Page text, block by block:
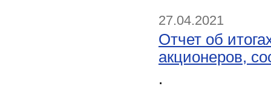
27.04.2021
Отчет об
акционеров,
.